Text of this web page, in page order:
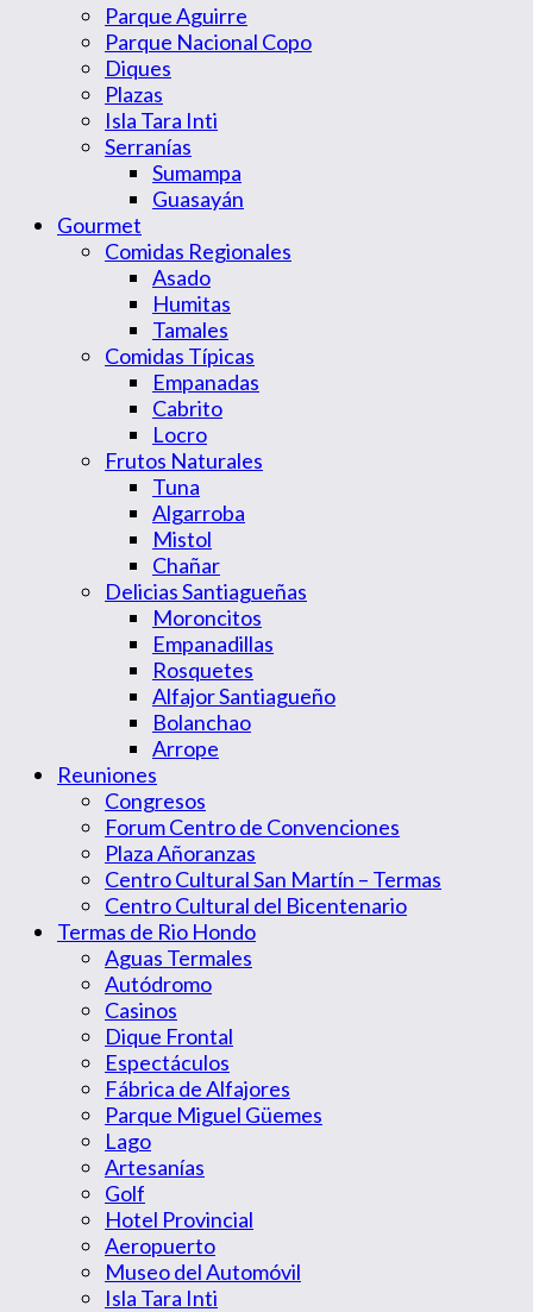
Parque Aguirre
Parque Nacional Copo
Diques
Plazas
Isla Tara Inti
Serranías
Sumampa
Guasayán
Gourmet
Comidas Regionales
Asado
Humitas
Tamales
Comidas Típicas
Empanadas
Cabrito
Locro
Frutos Naturales
Tuna
Algarroba
Mistol
Chañar
Delicias Santiagueñas
Moroncitos
Empanadillas
Rosquetes
Alfajor Santiagueño
Bolanchao
Arrope
Reuniones
Congresos
Forum Centro de Convenciones
Plaza Añoranzas
Centro Cultural San Martín – Termas
Centro Cultural del Bicentenario
Termas de Rio Hondo
Aguas Termales
Autódromo
Casinos
Dique Frontal
Espectáculos
Fábrica de Alfajores
Parque Miguel Güemes
Lago
Artesanías
Golf
Hotel Provincial
Aeropuerto
Museo del Automóvil
Isla Tara Inti